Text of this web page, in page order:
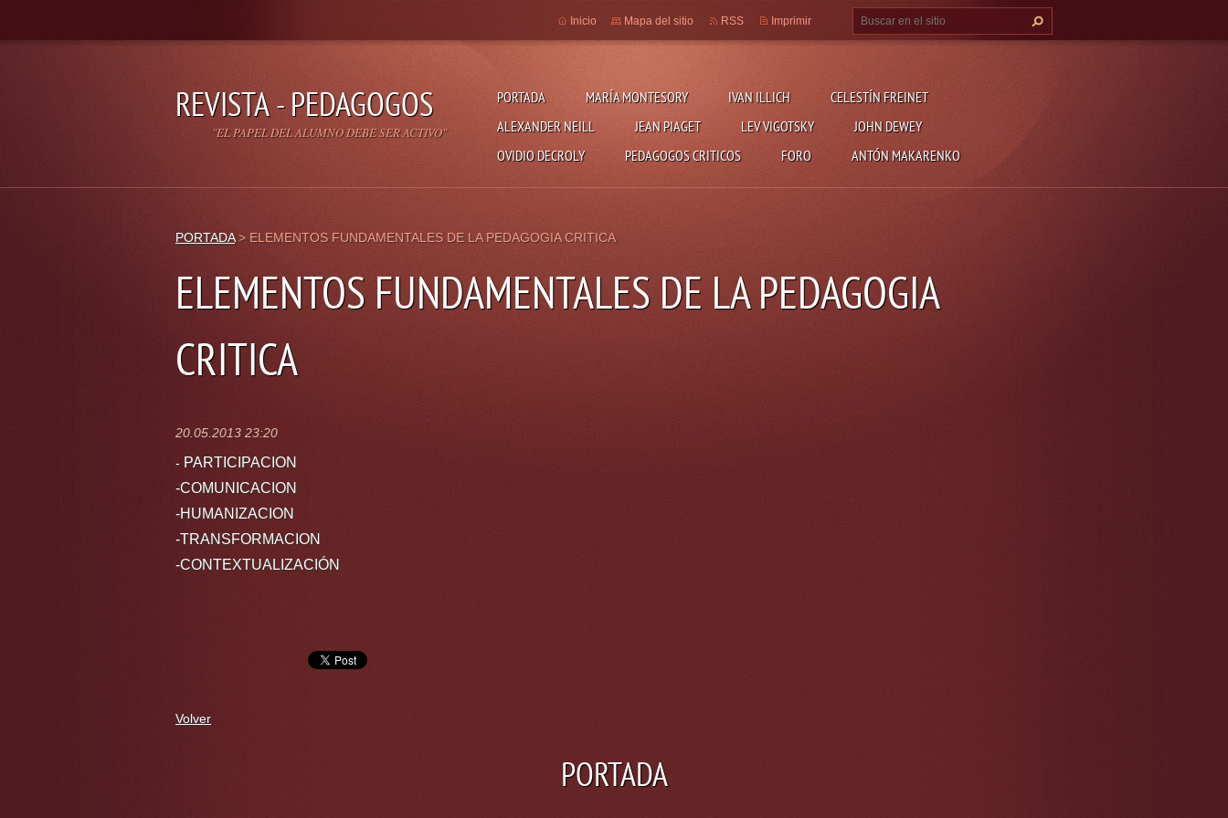
REVISTA - PEDAGOGOS
"EL PAPEL DEL ALUMNO DEBE SER ACTIVO"
PORTADA MARÍA MONTESORY IVAN ILLICH
CELESTÍN FREINET
ALEXANDER NEILL
JEAN PIAGET LEV VIGOTSKY
JOHN DEWEY
OVIDIO DECROLY
PEDAGOGOS CRITICOS FORO ANTÓN MAKARENKO
Inicio Mapa del sitio RSS Imprimir
PORTADA > ELEMENTOS FUNDAMENTALES DE LA PEDAGOGIA CRITICA
ELEMENTOS FUNDAMENTALES DE LA PEDAGOGIA
CRITICA
20.05.2013 23:20
- PARTICIPACION
-COMUNICACION
-HUMANIZACION
-TRANSFORMACION
-CONTEXTUALIZACIÓN
Volver
PORTADA